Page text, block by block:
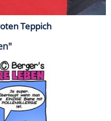
Teppich